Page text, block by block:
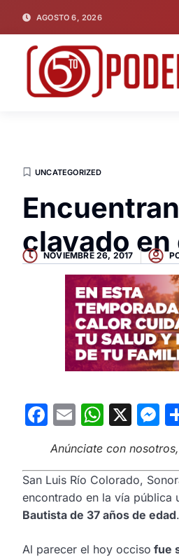
AGOSTO 6, 2026
UNCATEGORIZED
clavado
NOVIEMBRE 26, 2017
Facebook
Email X
Anúnciate con
San Luis Río Colorado,
encontrado en la vía pública
Bautista de 37 años de edad.
Al parecer el hoy occiso fue